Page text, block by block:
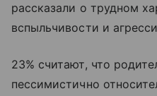
рассказали о трудном
вспыльчивости и
23% считают, что
пессимистично